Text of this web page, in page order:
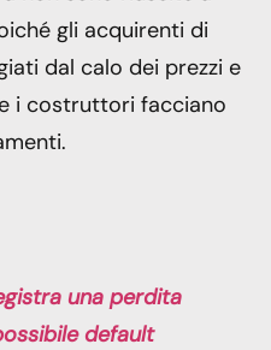
gli acquirenti di
dal calo dei prezzi e
i costruttori facciano
una perdita
default